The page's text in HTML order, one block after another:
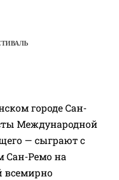
городе Сан-
Международной
— сыграют с
Сан-Ремо на
всемирно